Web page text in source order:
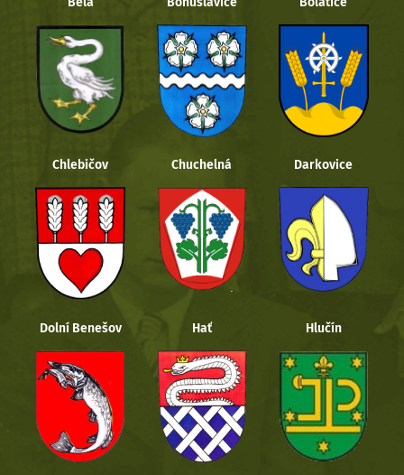
Chlebičov Chuchelná Darkovice
Dolní Benešov Hať Hlučín